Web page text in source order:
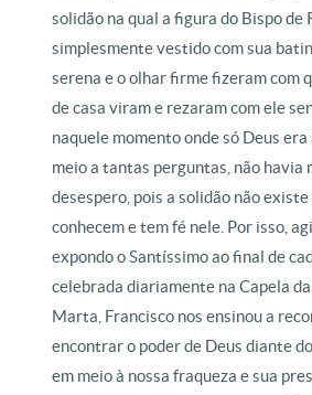
solidão na qual a figura do Bispo de
simplesmente vestido com sua
serena e o olhar firme fizeram com
de casa viram e rezaram com ele
naquele momento onde só Deus
meio a tantas perguntas, não havia
desespero, pois a solidão não existe
conhecem e tem fé nele. Por isso,
expondo o Santíssimo ao final de
celebrada diariamente na Capela
Marta, Francisco nos ensinou a
encontrar o poder de Deus diante
em meio à nossa fraqueza e sua